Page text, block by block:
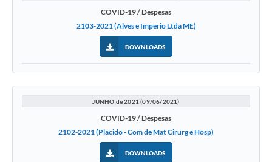
COVID-19 / Despesas
2103-2021 (Alves e Imperio Ltda ME)
DOWNLOADS
JUNHO de 2021 (09/06/2021)
COVID-19 / Despesas
2102-2021 (Placido - Com de Mat Cirurg e Hosp)
DOWNLOADS